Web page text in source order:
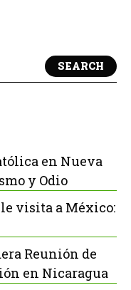
SEARCH
en Nueva
y Odio
visita a México:
Reunión de
en Nicaragua